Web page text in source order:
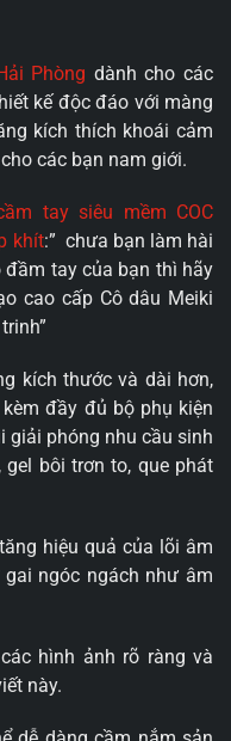
Phòng dành cho các
kế độc đáo với màng
kích thích khoái cảm
các bạn nam giới.
tay siêu mềm COC
khít:” chưa bạn làm hài
tay của bạn thì hãy
cao cấp Cô dâu Meiki
kích thước và dài hơn,
đầy đủ bộ phụ kiện
giải phóng nhu cầu sinh
bôi trơn to, que phát
hiệu quả của lõi âm
ngóc ngách như âm
hình ảnh rõ ràng và
này.